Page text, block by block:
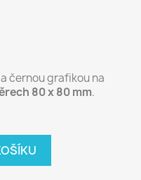
černou grafikou na
80 x 80 mm.